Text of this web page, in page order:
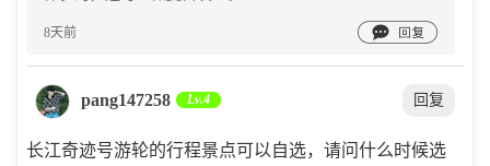
8天前 
pang147258 Lv.4 回复
长江奇迹号游轮的行程景点可以自选，请问什么时候选